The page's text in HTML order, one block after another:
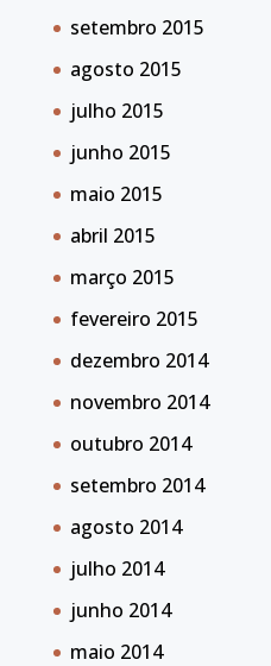
setembro 2015
agosto 2015
julho 2015
junho 2015
maio 2015
abril 2015
março 2015
fevereiro 2015
dezembro 2014
novembro 2014
outubro 2014
setembro 2014
agosto 2014
julho 2014
junho 2014
maio 2014